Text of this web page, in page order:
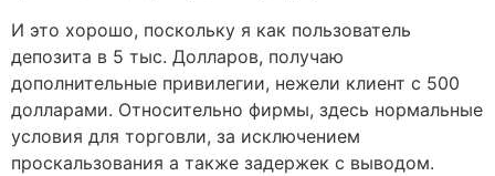
И это хорошо, поскольку я как пользователь
депозита в 5 тыс. Долларов, получаю
дополнительные привилегии, нежели клиент с 500
долларами. Относительно фирмы, здесь нормальные
условия для торговли, за исключением
проскальзования а также задержек с выводом.